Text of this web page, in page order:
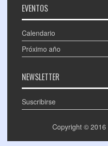
EVENTOS
Calendario
Próximo año
NEWSLETTER
Suscribirse
Copyright © 2016